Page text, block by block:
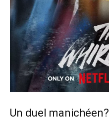
Un duel manichéen?